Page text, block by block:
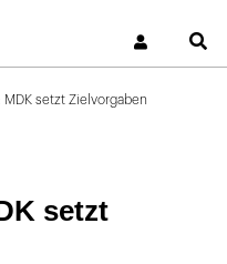
setzt Zielvorgaben
setzt